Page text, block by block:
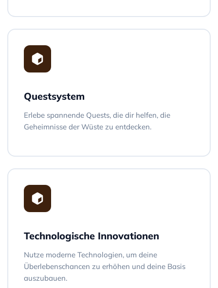
Questsystem
Erlebe spannende Quests, die dir helfen, die
Geheimnisse der Wüste zu entdecken.
Technologische Innovationen
Nutze moderne Technologien, um deine
Überlebenschancen zu erhöhen und deine Basis
auszubauen.